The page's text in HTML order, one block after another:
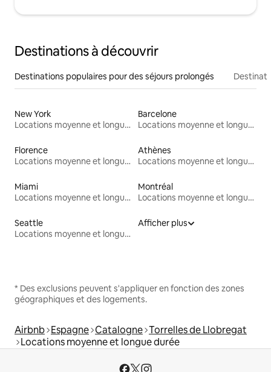
Destinations à découvrir
Destinations populaires pour des séjours prolongés
New York
Locations moyenne et longue durée
Barcelone
Locations moyenne et longue durée
Florence
Locations moyenne et longue durée
Athènes
Locations moyenne et longue durée
Miami
Locations moyenne et longue durée
Montréal
Locations moyenne et longue durée
Seattle
Locations moyenne et longue durée
Afficher plus
* Des exclusions peuvent s'appliquer en fonction des zones
géographiques et des logements.
Airbnb Espagne Catalogne Torrelles de Llobregat
Locations moyenne et longue durée